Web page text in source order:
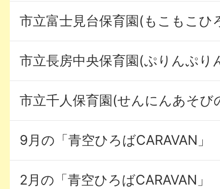
市立富士見台保育園(もこもこひ
市立長房中央保育園(ぷりんぷり
市立千人保育園(せんにんあそび
9月の「青空ひろばCARAVAN」
2月の「青空ひろばCARAVAN」